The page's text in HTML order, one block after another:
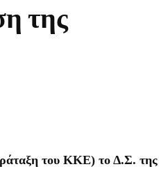
της
του ΚΚΕ) το Δ.Σ. της